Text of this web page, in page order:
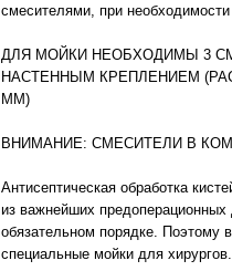
смесителями, при
ДЛЯ МОЙКИ НЕОБХОДИМЫ 3
НАСТЕННЫМ КРЕПЛЕНИЕМ
ММ)
ВНИМАНИЕ: СМЕСИТЕЛИ В
Антисептическая обработка
из важнейших предоперационных
обязательном порядке. Поэтому
специальные мойки для